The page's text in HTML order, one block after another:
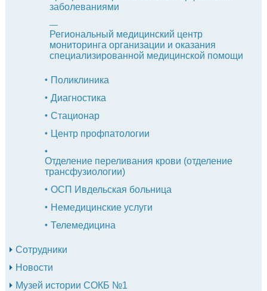
заболеваниями
Региональный медицинский центр
мониторинга организации и оказания
специализированной медицинской помощи
Поликлиника
Диагностика
Стационар
Центр профпатологии
Отделение переливания крови (отделение
трансфузиологии)
ОСП Ивдельская больница
Немедицинские услуги
Телемедицина
Сотрудники
Новости
Музей истории СОКБ №1